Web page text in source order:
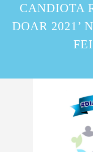
CANDIOTA
DOAR 2021’